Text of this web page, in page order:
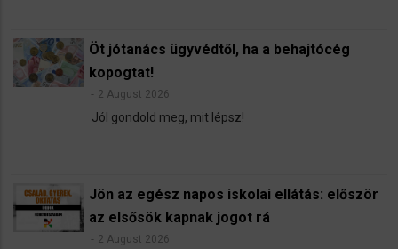
Öt jótanács ügyvédtől, ha a behajtócég
kopogtat!
2 August 2026
Jól gondold meg, mit lépsz!
Jön az egész napos iskolai ellátás: először
az elsősök kapnak jogot rá
2 August 2026